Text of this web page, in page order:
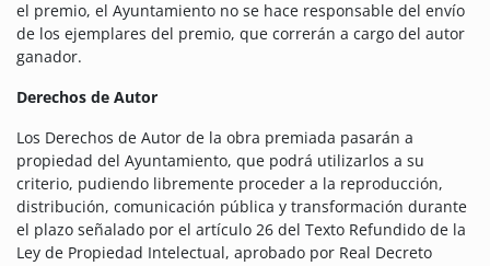
el premio, el Ayuntamiento no se hace responsable del envío
de los ejemplares del premio, que correrán a cargo del autor
ganador.
Derechos de Autor
Los Derechos de Autor de la obra premiada pasarán a
propiedad del Ayuntamiento, que podrá utilizarlos a su
criterio, pudiendo libremente proceder a la reproducción,
distribución, comunicación pública y transformación durante
el plazo señalado por el artículo 26 del Texto Refundido de la
Ley de Propiedad Intelectual, aprobado por Real Decreto